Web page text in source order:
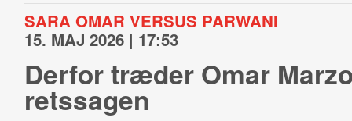
SARA OMAR VERSUS PARWANI
15. MAJ 2026 | 17:53
Derfor træder Omar
retssagen